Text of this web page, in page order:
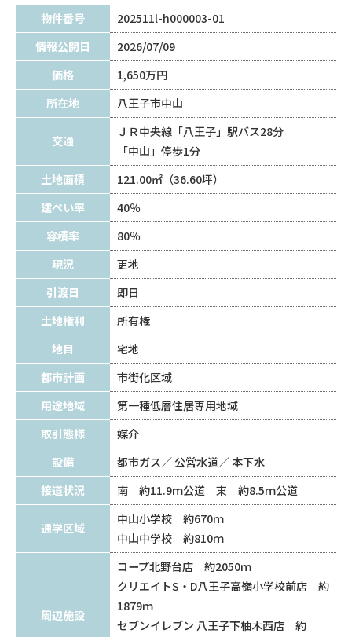
物件番号
202511l-h000003-01
情報公開日
2026/07/09
価格
1,650万円
所在地
八王子市中山
交通
ＪＲ中央線「八王子」駅バス28分
「中山」停歩1分
土地面積
121.00㎡（36.60坪）
建ぺい率
40％
容積率
80％
現況
更地
引渡日
即日
土地権利
所有権
地目
宅地
都市計画
市街化区域
用途地域
第一種低層住居専用地域
取引態様
媒介
設備
都市ガス 公営水道
本下水
接道状況
南 約11.9ｍ公道 東 約8.5ｍ公道
通学区域
中山小学校 約670ｍ
中山中学校 約810ｍ
周辺施設
コープ北野台店 約2050ｍ
クリエイトS・D八王子高嶺小学校前店 約
1879ｍ
セブンイレブン 八王子下柚木西店 約